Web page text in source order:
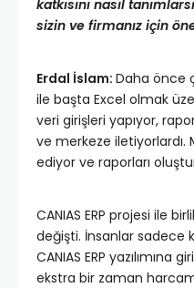
katkısını nasıl
sizin ve firmanız için
Erdal İslam: Daha önce
ile başta Excel olmak
veri girişleri yapıyor,
ve merkeze iletiyorlardı.
ediyor ve raporları
CANIAS ERP projesi ile
değişti. İnsanlar sadece
CANIAS ERP yazılımına
ekstra bir zaman